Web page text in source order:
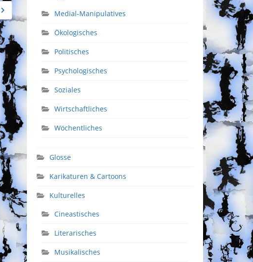
Medial-Manipulatives
Ökologisches
Politisches
Psychologisches
Soziales
Wirtschaftliches
Wöchentliches
Glosse
Karikaturen & Cartoons
Kulturelles
Cineastisches
Literarisches
Musikalisches